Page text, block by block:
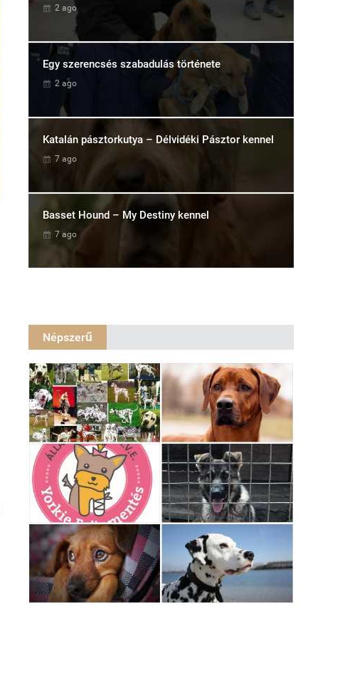
2 ago
Egy szerencsés szabadulás története
2 ago
Katalán pásztorkutya – Délvidéki Pásztor kennel
7 ago
Basset Hound – My Destiny kennel
7 ago
Népszerű